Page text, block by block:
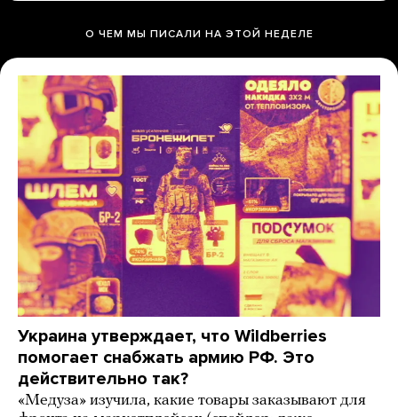
О ЧЕМ МЫ ПИСАЛИ НА ЭТОЙ НЕДЕЛЕ
Украина утверждает, что Wildberries
помогает снабжать армию РФ. Это
действительно так?
«Медуза» изучила, какие товары заказывают для